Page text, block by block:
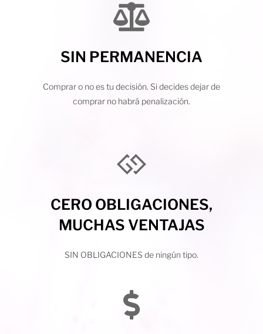
SIN PERMANENCIA
Comprar o no es tu decisión. Si decides dejar de
comprar no habrá penalización.
CERO OBLIGACIONES,
MUCHAS VENTAJAS
SIN OBLIGACIONES de ningún tipo.